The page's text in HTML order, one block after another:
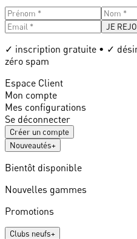
JE
✓ inscription gratuite • ✓
zéro spam
Espace Client
Mon compte
Mes configurations
Se déconnecter
Créer un compte
Nouveautés+
Bientôt disponible
Nouvelles gammes
Promotions
Clubs neufs+